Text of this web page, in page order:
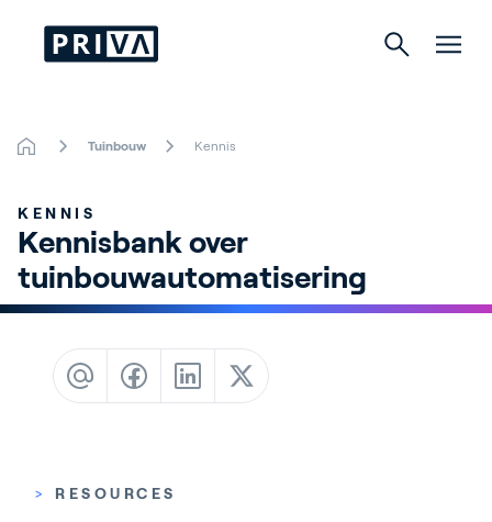
Indoor Growing
Tuinbouw Kennis
KENNIS
Kennisbank over
tuinbouwautomatisering
> RESOURCES